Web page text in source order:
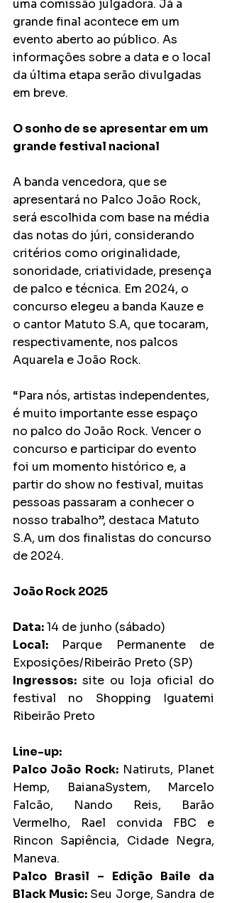
uma comissão julgadora. Já a
grande final acontece em um
evento aberto ao público. As
informações sobre a data e o local
da última etapa serão divulgadas
em breve.
O sonho de se apresentar em um
grande festival nacional
A banda vencedora, que se
apresentará no Palco João Rock,
será escolhida com base na média
das notas do júri, considerando
critérios como originalidade,
sonoridade, criatividade, presença
de palco e técnica. Em 2024, o
concurso elegeu a banda Kauze e
o cantor Matuto S.A, que tocaram,
respectivamente, nos palcos
Aquarela e João Rock.
“Para nós, artistas independentes,
é muito importante esse espaço
no palco do João Rock. Vencer o
concurso e participar do evento
foi um momento histórico e, a
partir do show no festival, muitas
pessoas passaram a conhecer o
nosso trabalho”, destaca Matuto
S.A, um dos finalistas do concurso
de 2024.
João Rock 2025
Data: 14 de junho (sábado)
Local: Parque Permanente de
Exposições/Ribeirão Preto (SP)
Ingressos: site ou loja oficial do
festival no Shopping Iguatemi
Ribeirão Preto
Line-up:
Palco João Rock: Natiruts, Planet
Hemp, BaianaSystem, Marcelo
Falcão, Nando Reis, Barão
Vermelho, Rael convida FBC e
Rincon Sapiência, Cidade Negra,
Maneva.
Palco Brasil – Edição Baile da
Black Music: Seu Jorge, Sandra de